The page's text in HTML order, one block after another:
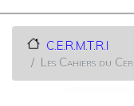
C.E.R.M.T.R.I
Les Cahiers du